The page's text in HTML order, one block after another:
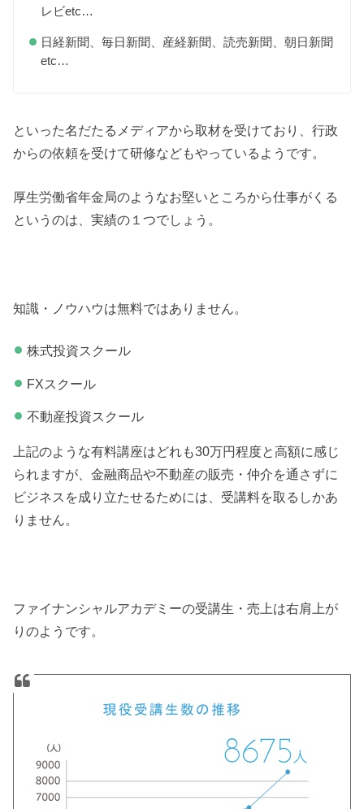
レビetc…
日経新聞、毎日新聞、産経新聞、読売新聞、朝日新聞
etc…
といった名だたるメディアから取材を受けており、行政
からの依頼を受けて研修などもやっているようです。
厚生労働省年金局のようなお堅いところから仕事がくる
というのは、実績の１つでしょう。
知識・ノウハウは無料ではありません。
株式投資スクール
FXスクール
不動産投資スクール
上記のような有料講座はどれも30万円程度と高額に感じ
られますが、金融商品や不動産の販売・仲介を通さずに
ビジネスを成り立たせるためには、受講料を取るしかあ
りません。
ファイナンシャルアカデミーの受講生・売上は右肩上が
りのようです。